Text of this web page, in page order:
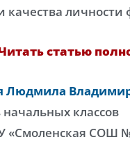
качества
статью
Людмила
классов
«Смоленская СОШ